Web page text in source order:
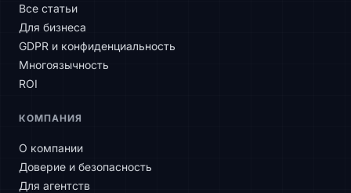
Все статьи
Для бизнеса
GDPR и конфиденциальность
Многоязычность
ROI
КОМПАНИЯ
О компании
Доверие и безопасность
Для агентств
Здравствуйте! Чем могу помочь?